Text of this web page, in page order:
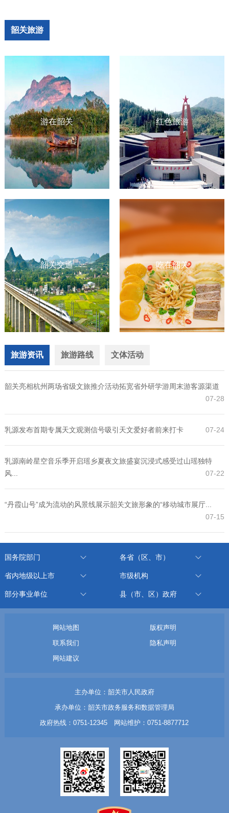
韶关旅游
游在韶关 红色旅游
韶关交通 吃在韶关
旅游资讯 旅游路线 文体活动
韶关亮相杭州两场省级文旅推介活动拓宽省外研学游周末游客源渠道
07-28
乳源发布首期专属天文观测信号吸引天文爱好者前来打卡 07-24
乳源南岭星空音乐季开启瑶乡夏夜文旅盛宴沉浸式感受过山瑶独特
风...
07-22
“丹霞山号”成为流动的风景线展示韶关文旅形象的“移动城市展厅...
07-15
国务院部门 各省（区、市）
省内地级以上市 市级机构
部分事业单位 县（市、区）政府
网站地图
版权声明
联系我们
隐私声明
网站建议
主办单位：韶关市人民政府
承办单位：韶关市政务服务和数据管理局
政府热线：0751-12345 网站维护：0751-8877712